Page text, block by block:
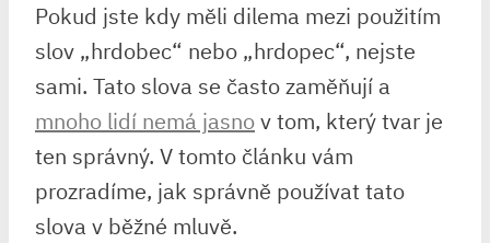
Pokud jste kdy měli​ dilema mezi použitím
slov⁣ „hrdobec“ ⁢nebo „hrdopec“, nejste
sami. Tato slova ‍se často‍ zaměňují a
mnoho lidí nemá jasnov tom,⁤ který tvar ‌je
ten správný. V tomto článku ‌vám
prozradíme, jak⁣ správně používat tato
slova‌ v⁣ běžné mluvě.